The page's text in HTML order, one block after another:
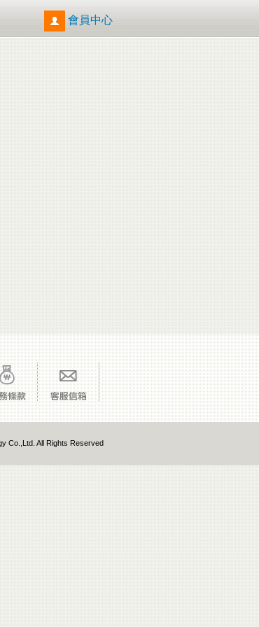
會員中心
Co.,Ltd. All Rights Reserved